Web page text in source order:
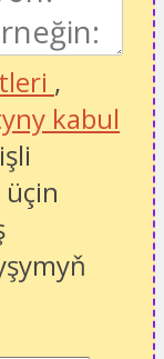
,
kabul